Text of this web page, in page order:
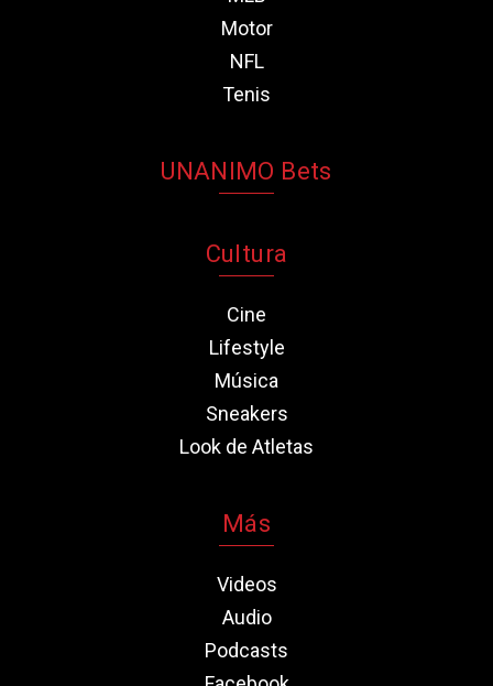
Motor
NFL
Tenis
UNANIMO Bets
Cultura
Cine
Lifestyle
Música
Sneakers
Look de Atletas
Más
Videos
Audio
Podcasts